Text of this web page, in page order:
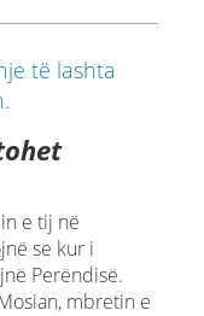
e tij në
se kur i
Perëndisë.
mbretin e